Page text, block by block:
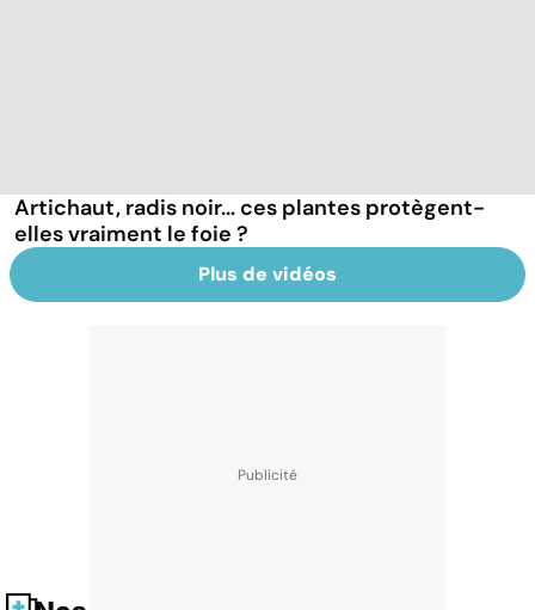
Artichaut, radis noir... ces plantes protègent-
elles vraiment le foie ?
Plus de vidéos